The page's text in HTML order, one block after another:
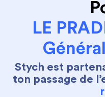
LE
Stych est
ton passage de